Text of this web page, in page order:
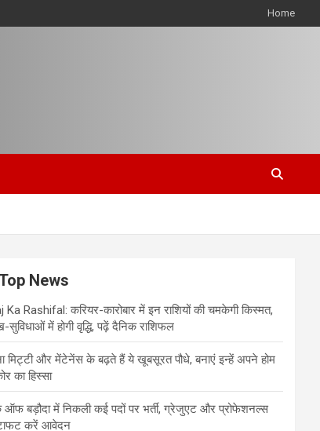
Home
News
Ka Rashifal: करियर-कारोबार में इन राशियों की चमकेगी किस्मत,
में होगी वृद्धि, पढ़ें दैनिक राशिफल
मिट्टी और मेंटेनेंस के बढ़ते हैं ये खूबसूरत पौधे, बनाएं इन्‍हें अपने होम
का हिस्‍सा
ऑफ बड़ौदा में निकली कई पदों पर भर्ती, ग्रेजुएट और प्रोफेशनल्स
करें आवेदन